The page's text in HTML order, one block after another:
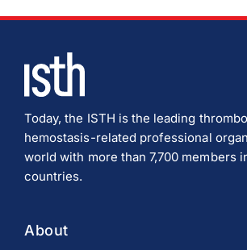
Today, the ISTH is the leading
hemostasis-related professional
world with more than 7,700 members
countries.
About